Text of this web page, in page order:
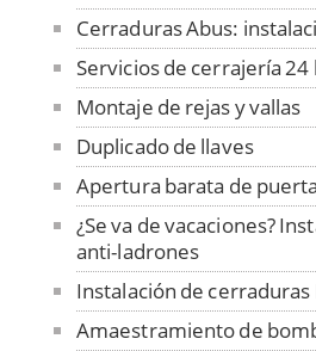
Cerraduras Abus:
Servicios de cerrajería 24
Montaje de rejas y vallas
Duplicado de llaves
Apertura barata de
¿Se va de vacaciones?
anti-ladrones
Instalación de cerraduras
Amaestramiento de